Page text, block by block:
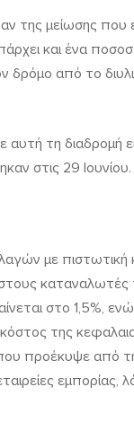
της μείωσης που
και ένα
από το
αυτή τη διαδρομή
στις 29 Ιουνίου.
με πιστωτική
καταναλωτές
στο 1,5%,
της
προέκυψε από
εμπορίας,